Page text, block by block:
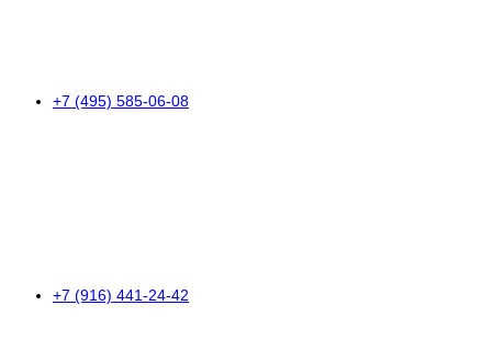
+7 (495) 585-06-08
+7 (916) 441-24-42